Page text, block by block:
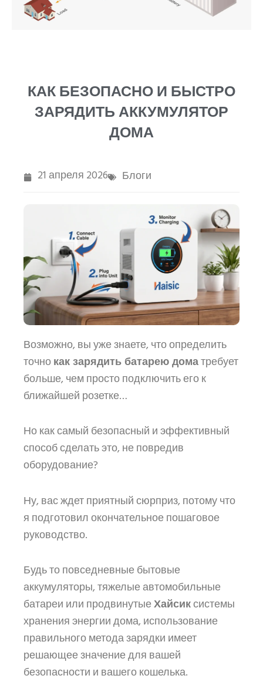
КАК БЕЗОПАСНО И БЫСТРО
ЗАРЯДИТЬ АККУМУЛЯТОР
ДОМА
21 апреля 2026 Блоги
Возможно, вы уже знаете, что определить
точнокак зарядить батарею доматребует
больше, чем просто подключить его к
ближайшей розетке…
Но как самый безопасный и эффективный
способ сделать это, не повредив
оборудование?
Ну, вас ждет приятный сюрприз, потому что
я подготовил окончательное пошаговое
руководство.
Будь то повседневные бытовые
аккумуляторы, тяжелые автомобильные
батареи или продвинутыеХайсиксистемы
хранения энергии дома, использование
правильного метода зарядки имеет
решающее значение для вашей
безопасности и вашего кошелька.